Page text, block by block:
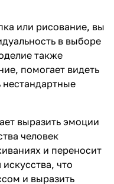
или рисование, вы
в выборе
также
помогает видеть
нестандартные
выразить эмоции
человек
и переносит
что
и выразить